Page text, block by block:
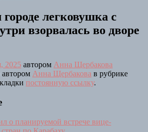
легковушка с
взорвалась во дворе
2025 автором Анна Щербакова
автором Анна Щербакова в рубрике
постоянную ссылку.